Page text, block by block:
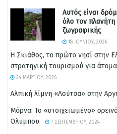
Αυτός είναι
όλο τον πλανήτη
ζωγραφικής
18 ΙΟΥΝΊΟΥ, 2026
Η Σκιάθος, το πρώτο νησί στην
στρατηγική τουρισμού για
24 ΜΑΡΤΊΟΥ, 2026
Αλπική λίμνη «Λούτσα» στην
Μόρνα: Το «στοιχειωμένο»
Ολύμπου.
7 ΣΕΠΤΕΜΒΡΊΟΥ, 2024